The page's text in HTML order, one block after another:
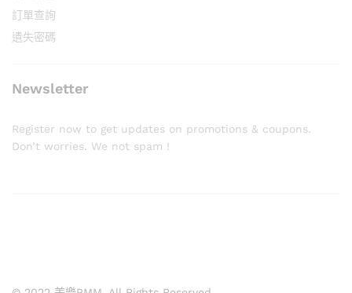
訂單查詢
遺失密碼
Newsletter
Register now to get updates on promotions & coupons.
Don’t worries. We not spam !